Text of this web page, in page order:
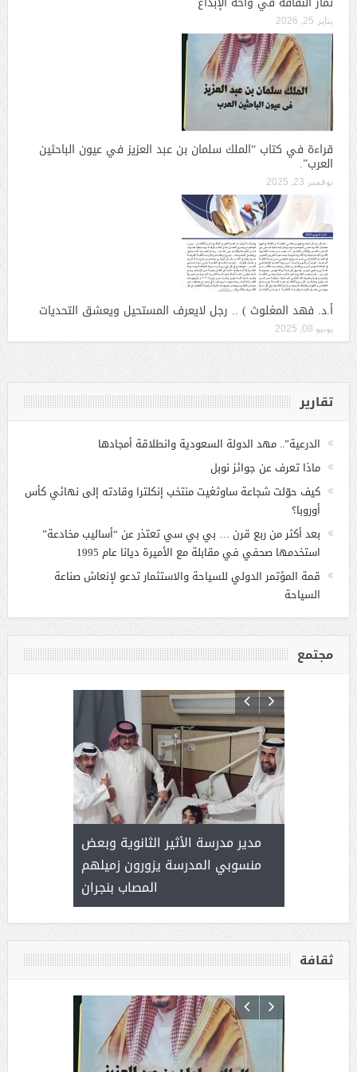
يناير 25, 2026
قراءة في كتاب “الملك سلمان بن عبد العزيز في عيون الباحثين
العرب”.
نوفمبر 23, 2025
أ.د. فهد المغلوث ) .. رجل لايعرف المستحيل ويعشق التحديات
يونيو 08, 2025
تقارير
الدرعية”.. مهد الدولة السعودية وانطلاقة أمجادها
ماذا تعرف عن جوائز نوبل
كيف حوّلت شجاعة ساوثغيت منتخب إنكلترا وقادته إلى نهائي كأس
أوروبا؟
بعد أكثر من ربع قرن … بي بي سي تعتذر عن “أساليب مخادعة”
استخدمها صحفي في مقابلة مع الأميرة ديانا عام 1995
قمة المؤتمر الدولي للسياحة والاستثمار تدعو لإنعاش صناعة
السياحة
مجتمع
( محمد
مدير مدرسة الأثير الثانوية وبعض
منسوبي المدرسة يزورون زميلهم
المصاب بنجران
) .. ميراث
ثقافة